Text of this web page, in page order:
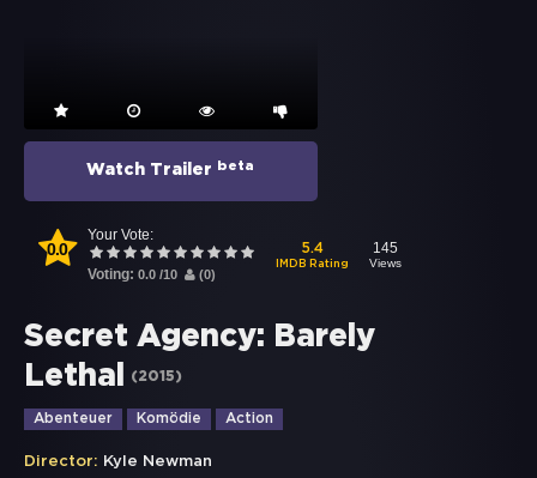
Watch Trailer beta
0.0
Your Vote:
Voting: 0.0 /10 (0)
5.4
IMDB Rating
145
Views
Secret Agency: Barely
Lethal
(2015)
Abenteuer Komödie Action
Director: Kyle Newman